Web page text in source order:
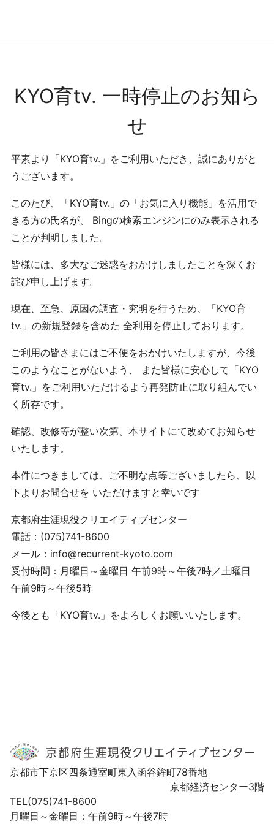
コンテンツへ
ホーム
KYO育tv. 一時停止のお知ら
せ
平素より「KYO育tv.」をご利用いただき、誠にありがと
うございます。
このたび、「KYO育tv.」の「お気に入り機能」を活用で
きる方の氏名が、 Bingの検索エンジンにのみ表示される
ことが判明しました。
皆様には、多大なご迷惑をおかけしましたことを深くお
詫び申し上げます。
現在、至急、原因の調査・究明を行うため、「KYO育
tv.」の新規登録を含めた 全利用を停止しております。
ご利用の皆さまにはご不便をおかけいたしますが、今後
このようなことがないよう、 また皆様に安心して「KYO
育tv.」をご利用いただけるよう再発防止に取り組んでい
く所存です。
確認、改修等が整い次第、本サイトにて改めてお知らせ
いたします。
本件につきましては、ご不明な点等ございましたら、以
下よりお問合せを いただけますと幸いです
京都府生涯現役クリエイティブセンター
電話：(075)741-8600
メール：info@recurrent-kyoto.com
受付時間：月曜日～金曜日 午前9時～午後7時／土曜日
午前9時～午後5時
今後とも「KYO育tv.」をよろしくお願いいたします。
京都市下京区四条通室町東入函谷鉾町78番地
京都経済センター3階
TEL(075)741-8600
月曜日～金曜日：午前9時～午後7時